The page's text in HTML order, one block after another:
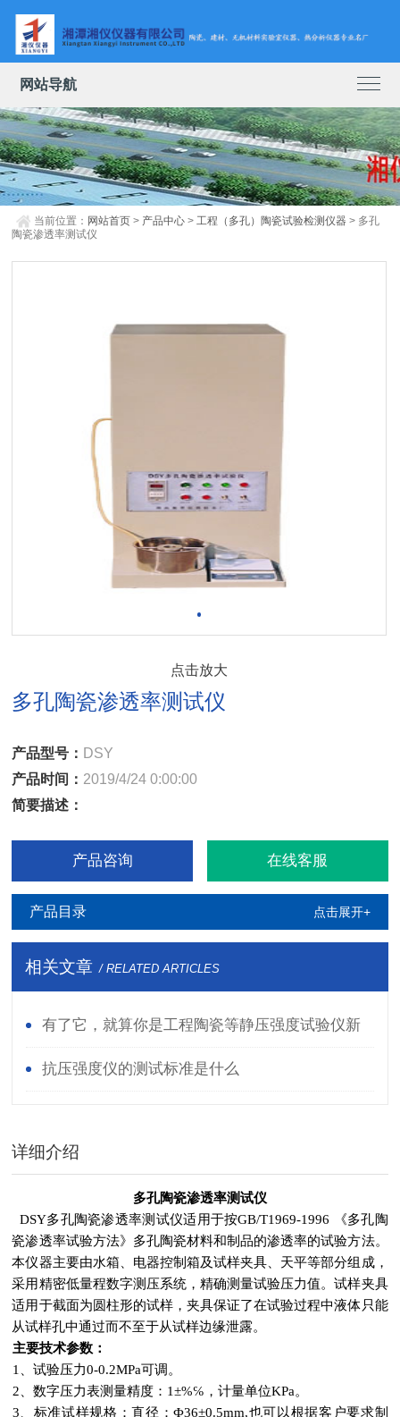
网站导航
当前位置： 网站首页 > 产品中心 >工程（多孔）陶瓷试验检测仪器 > 多孔
陶瓷渗透率测试仪
点击放大
多孔陶瓷渗透率测试仪
产品型号： DSY
产品时间： 2019/4/24 0:00:00
简要描述：
产品咨询 在线客服
产品目录 点击展开+
相关文章 / RELATED ARTICLES
有了它，就算你是工程陶瓷等静压强度试验仪新
手也能变老师傅
抗压强度仪的测试标准是什么
详细介绍
多孔陶瓷渗透率测试仪
DSY多孔陶瓷渗透率测试仪适用于按GB/T1969-1996 《多孔陶
瓷渗透率试验方法》多孔陶瓷材料和制品的渗透率的试验方法。
本仪器主要由水箱、电器控制箱及试样夹具、天平等部分组成，
采用精密低量程数字测压系统，精确测量试验压力值。试样夹具
适用于截面为圆柱形的试样，夹具保证了在试验过程中液体只能
从试样孔中通过而不至于从试样边缘泄露。
主要技术参数：
1、试验压力0-0.2MPa可调。
2、数字压力表测量精度：1±%℅，计量单位KPa。
3、标准试样规格：直径：Ф36±0.5mm,也可以根据客户要求制